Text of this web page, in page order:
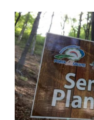
Sentiero